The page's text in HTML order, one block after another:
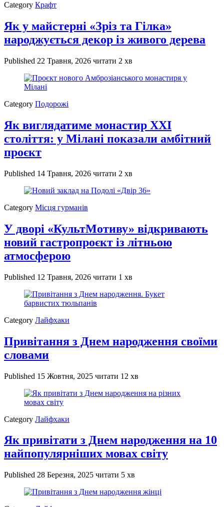
Category Крафт
Як у майстерні «Зріз та Гілка»
народжується декор із живого дерева
Published 22 Травня, 2026 читати 2 хв
Category Подорожі
Як виглядатиме монастир XXI
століття: у Мілані показали амбітний
проєкт
Published 14 Травня, 2026 читати 2 хв
Category Місця гурманів
У дворі «КультМотиву» відкривають
новий гастропроєкт із літньою
атмосферою
Published 12 Травня, 2026 читати 1 хв
Category Лайфхаки
Привітання з Днем народження своїми
словами
Published 15 Жовтня, 2025 читати 12 хв
Category Лайфхаки
Як привітати з Днем народження на 10
найпопулярніших мовах світу
Published 28 Березня, 2025 читати 5 хв